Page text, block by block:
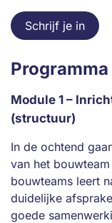
Schrijf je in
Programma
Module 1 –
(structuur)
In de ochtend
van het
bouwteams leert
duidelijke
goede